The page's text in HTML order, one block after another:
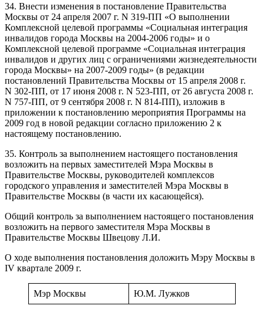
34. Внести изменения в постановление Правительства
Москвы от 24 апреля 2007 г. N 319-ПП «О выполнении
Комплексной целевой программы «Социальная интеграция
инвалидов города Москвы на 2004-2006 годы» и о
Комплексной целевой программе «Социальная интеграция
инвалидов и других лиц с ограничениями жизнедеятельности
города Москвы» на 2007-2009 годы» (в редакции
постановлений Правительства Москвы от 15 апреля 2008 г.
N 302-ПП, от 17 июня 2008 г. N 523-ПП, от 26 августа 2008 г.
N 757-ПП, от 9 сентября 2008 г. N 814-ПП), изложив в
приложении к постановлению мероприятия Программы на
2009 год в новой редакции согласно приложению 2 к
настоящему постановлению.
35. Контроль за выполнением настоящего постановления
возложить на первых заместителей Мэра Москвы в
Правительстве Москвы, руководителей комплексов
городского управления и заместителей Мэра Москвы в
Правительстве Москвы (в части их касающейся).
Общий контроль за выполнением настоящего постановления
возложить на первого заместителя Мэра Москвы в
Правительстве Москвы Швецову Л.И.
О ходе выполнения постановления доложить Мэру Москвы в
IV квартале 2009 г.
Мэр Москвы Ю.М. Лужков